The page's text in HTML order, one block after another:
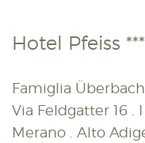
Hotel Pfeiss
Famiglia
Via Feldgatter 16 .
Merano . Alto